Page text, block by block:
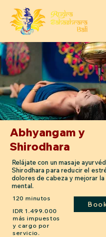
Abhyangam y
Shirodhara
Relájate con un masaje
Shirodhara para reducir el
dolores de cabeza y mejorar la
mental.
120 minutos
IDR1.499.000
más impuestos
y cargo por
servicio.